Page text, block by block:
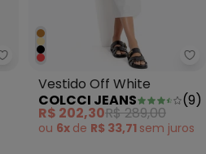
Colcci - Vestido Tule Marrom
Vestido Off White
COLCCI JEANS
(9)
R$ 202,30R$ 289,00
ou 6x de R$ 33,71 sem juros